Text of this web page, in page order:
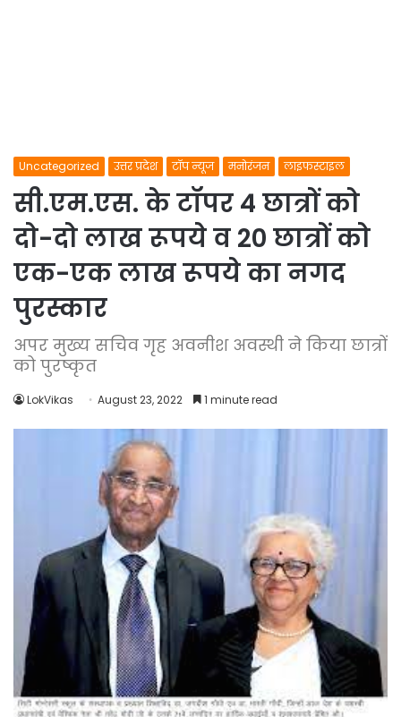
Uncategorized उत्तर प्रदेश टॉप न्यूज मनोरंजन लाइफस्टाइल
सी.एम.एस. के टॉपर 4 छात्रों को
दो-दो लाख रूपये व 20 छात्रों को
एक-एक लाख रूपये का नगद
पुरस्कार
अपर मुख्य सचिव गृह अवनीश अवस्थी ने किया छात्रों
को पुरष्कृत
LokVikas August 23, 2022 1 minute read